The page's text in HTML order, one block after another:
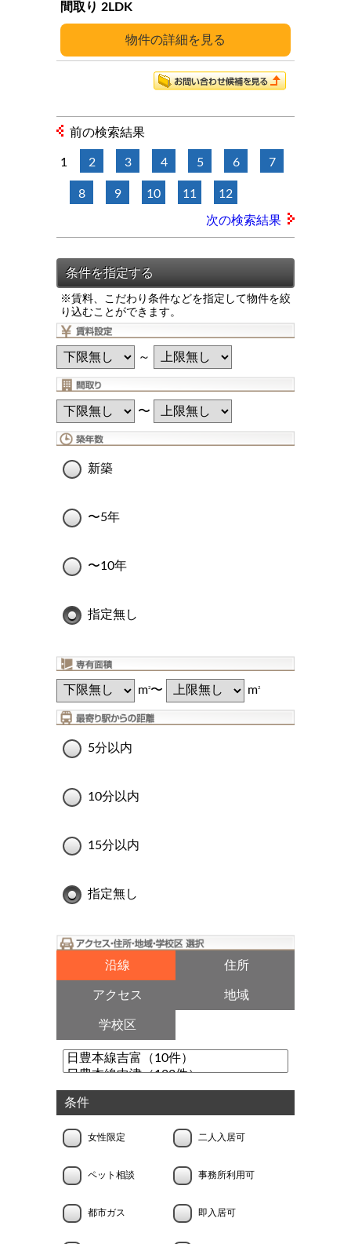
※賃料、こだわり条件などを指定して物件を絞
り込むことができます。
～
〜
新築
〜5年
〜10年
指定無し
m2〜 m2
5分以内
10分以内
15分以内
指定無し
沿線 住所
アクセス 地域
学校区
条件
女性限定 二人入居可
ペット相談 事務所利用可
都市ガス 即入居可
詳細
2LDK
前の検索結果
1 2 3 4 5 6 7
8 9 10 11 12
次の検索結果